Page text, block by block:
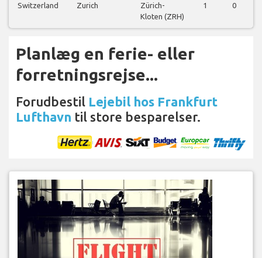
Switzerland Zurich
Zürich-
Kloten (ZRH)
1 0
Planlæg en ferie- eller
forretningsrejse...
Forudbestil Lejebil hos Frankfurt
Lufthavn til store besparelser.